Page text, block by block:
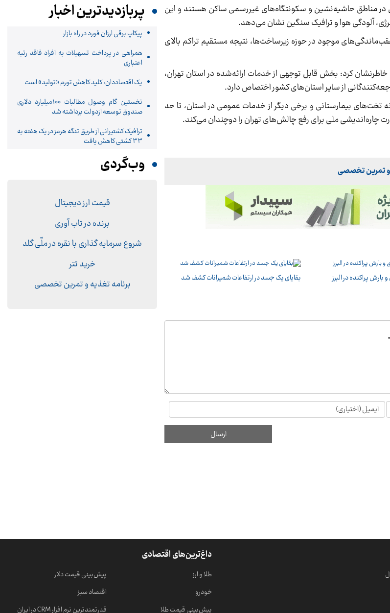
آن است که ۳۶ درصد جمعیت استان در مناطق حاشیه‌نشین و سکونتگاه‌های غیررسمی ساکن هستند و این
آلودگی هوا و ترافیک سنگین نشان می‌دهد.
موجود در حوزه زیرساخت‌ها، نتیجه مستقیم تراکم بالای
کرد: بخش قابل توجهی از خدمات ارائه‌شده در استان تهران،
از سایر استان‌های کشور اختصاص دارد.
تخت‌های بیمارستانی و برخی دیگر از خدمات عمومی در استان، تا حد
چاره‌اندیشی ملی برای رفع چالش‌های تهران را دوچندان می‌کند.
و تمرین تخصصی
پراکنده در البرز بقایای یک جسد در ارتفاعات شمیرانات کشف شد
پربازدیدترین اخبار
پیکاپ برقی ارزان فورد در راه بازار
همراهی در پرداخت تسهیلات به افراد فاقد رتبه
اعتباری
یک اقتصاددان: کلید کاهش تورم «تولید» است
نخستین گام وصول مطالبات 100میلیارد دلاری
صندوق توسعه ازدولت برداشته شد
ترافیک کشتیرانی از طریق تنگه هرمز در یک هفته به
۳۳ کشتی کاهش یافت
وب‌گردی
قیمت ارز دیجیتال
برنده در تاب آوری
شروع سرمایه گذاری با نقره در ملّی گلد
خرید تتر
برنامه تغذیه و تمرین تخصصی
داغ‌ترین‌های اقتصادی
طلا و ارز
خودرو
پیش‌بینی قیمت طلا
پیش‌بینی قیمت دلار
اقتصاد سبز
قدرتمندترین نرم‌ افزار CRM در ایران